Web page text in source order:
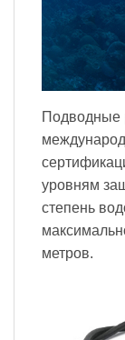
Подводные
уровням
степень
метров.